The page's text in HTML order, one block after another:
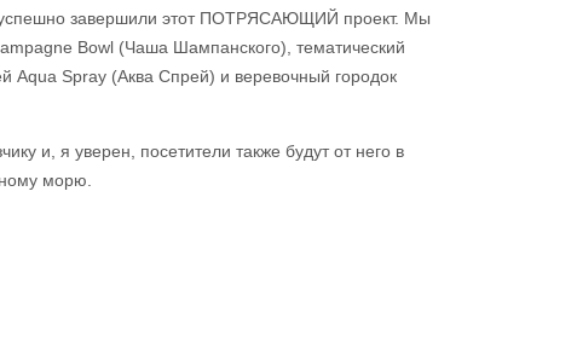
успешно завершили этот ПОТРЯСАЮЩИЙ проект. Мы
Bowl (Чаша Шампанского), тематический
Aqua Spray (Аква Спрей) и веревочный городок
и, я уверен, посетители также будут от него в
морю.